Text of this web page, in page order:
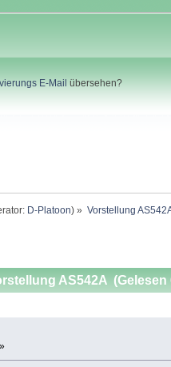
E-Mail übersehen?
D-Platoon) » Vorstellung
AS542A (Gelesen